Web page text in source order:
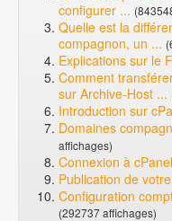
configurer ...
Quelle est la
compagnon, un ...
Explications sur le
Comment
sur Archive-Host ...
Introduction sur
Domaines
affichages)
Connexion à cPanel
Publication de
Configuration
(292737 affichages)